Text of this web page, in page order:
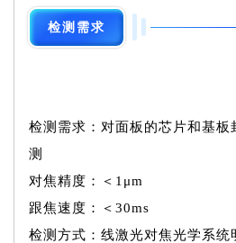
检测需求
检测需求：对面板的芯片和基板
测
对焦精度：＜1μm
跟焦速度：＜30ms
检测方式：线激光对焦光学系统